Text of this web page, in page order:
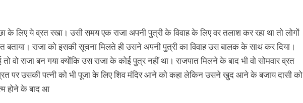
लिए ये व्रत रखा। उसी समय एक राजा अपनी पुत्री के विवाह के लिए वर तलाश कर रहा था तो लोगों
बताया। राजा को इसकी सूचना मिलते ही उसने अपनी पुत्री का विवाह उस बालक के साथ कर दिया।
वो राजा बन गया क्योंकि उस राजा के कोई पुत्र नहीं था। राजपात मिलने के बाद भी वो सोमवार व्रत
पर उसकी पत्नी को भी पूजा के लिए शिव मंदिर आने को कहा लेकिन उसने खुद आने के बजाय दासी को
होने के बाद आ